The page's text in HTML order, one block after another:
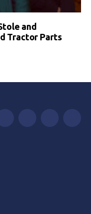
and
Tractor Parts